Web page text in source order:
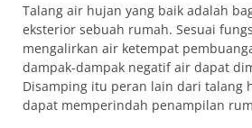
Talang air hujan yang baik adalah
eksterior sebuah rumah. Sesuai
mengalirkan air ketempat
dampak-dampak negatif air dapat
Disamping itu peran lain dari talang
dapat memperindah penampilan